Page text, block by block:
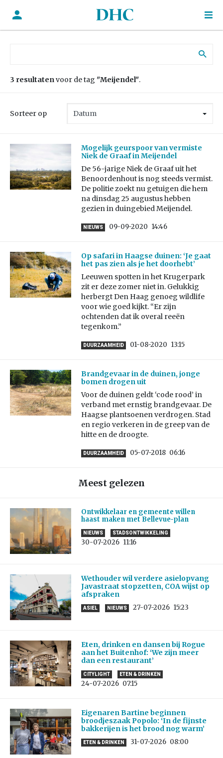
3 resultatenvoor de tag "Meijendel".
Sorteer op
Mogelijk geurspoor van vermiste
Niek de Graaf in Meijendel
De 56-jarige Niek de Graaf uit het
Benoordenhout is nog steeds vermist.
De politie zoekt nu getuigen die hem
na dinsdag 25 augustus hebben
gezien in duingebied Meijendel.
NIEUWS 09-09-2020 14:46
Op safari in Haagse duinen: ‘Je gaat
het pas zien als je het doorhebt’
Leeuwen spotten in het Krugerpark
zit er deze zomer niet in. Gelukkig
herbergt Den Haag genoeg wildlife
voor wie goed kijkt. “Er zijn
ochtenden dat ik overal reeën
tegenkom.”
DUURZAAMHEID 01-08-2020 13:15
Brandgevaar in de duinen, jonge
bomen drogen uit
Voor de duinen geldt ‘code rood’ in
verband met ernstig brandgevaar. De
Haagse plantsoenen verdrogen. Stad
en regio verkeren in de greep van de
hitte en de droogte.
DUURZAAMHEID 05-07-2018 06:16
Meest gelezen
Ontwikkelaar en gemeente willen
haast maken met Bellevue-plan
NIEUWS STADSONTWIKKELING
30-07-2026 11:16
Wethouder wil verdere asielopvang
Javastraat stopzetten, COA wijst op
afspraken
ASIEL NIEUWS 27-07-2026 15:23
Eten, drinken en dansen bij Rogue
aan het Buitenhof: ‘We zijn meer
dan een restaurant’
CITYLIGHT ETEN & DRINKEN
24-07-2026 07:15
Eigenaren Bartine beginnen
broodjeszaak Popolo: ‘In de fijnste
bakkerijen is het brood nog warm’
ETEN & DRINKEN 31-07-2026 08:00